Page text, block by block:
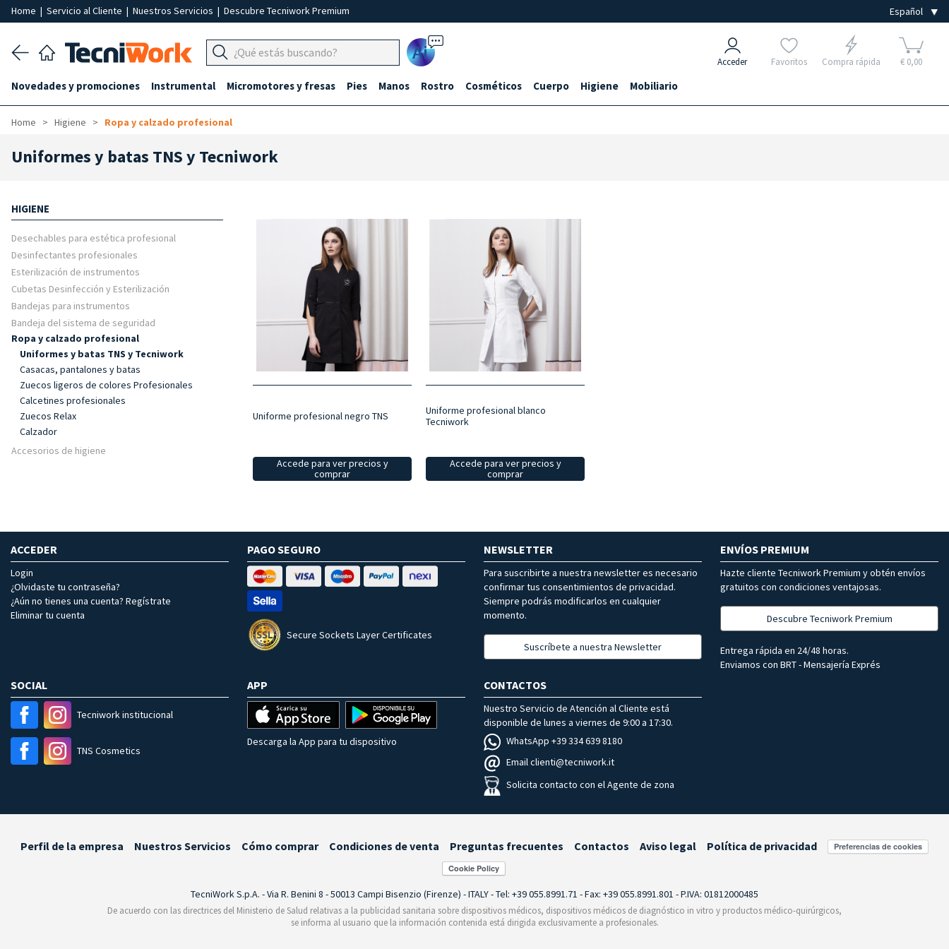
Home | Servicio al Cliente | Nuestros Servicios | Descubre Tecniwork Premium
Ai Acceder Favoritos Compra rápida € 0,00
Novedades y promociones Instrumental Micromotores y fresas Pies Manos Rostro Cosméticos Cuerpo Higiene Mobiliario
Home Higiene Ropa y calzado profesional
Uniformes y batas TNS y Tecniwork
HIGIENE
Desechables para estética profesional
Desinfectantes profesionales
Esterilización de instrumentos
Cubetas Desinfección y Esterilización
Bandejas para instrumentos
Bandeja del sistema de seguridad
Ropa y calzado profesional
Uniformes y batas TNS y Tecniwork
Casacas, pantalones y batas
Zuecos ligeros de colores Profesionales
Calcetines profesionales
Zuecos Relax
Calzador
Accesorios de higiene
Uniforme profesional negro TNS
Accede para ver precios y
comprar
Uniforme profesional blanco
Tecniwork
Accede para ver precios y
comprar
ACCEDER
Login
¿Olvidaste tu contraseña?
¿Aún no tienes una cuenta? Regístrate
Eliminar tu cuenta
PAGO SEGURO
Secure Sockets Layer Certificates
NEWSLETTER
Para suscribirte a nuestra newsletter es necesario
confirmar tus consentimientos de privacidad.
Siempre podrás modificarlos en cualquier
momento.
Suscríbete a nuestra Newsletter
ENVÍOS PREMIUM
Hazte cliente Tecniwork Premium y obtén envíos
gratuitos con condiciones ventajosas.
Descubre Tecniwork Premium
Entrega rápida en 24/48 horas.
Enviamos con BRT - Mensajería Exprés
SOCIAL
Tecniwork institucional
TNS Cosmetics
APP
Descarga la App para tu dispositivo
CONTACTOS
Nuestro Servicio de Atención al Cliente está
disponible de lunes a viernes de 9:00 a 17:30.
WhatsApp +39 334 639 8180
Email clienti@tecniwork.it
Solicita contacto con el Agente de zona
Perfil de la empresa Nuestros Servicios Cómo comprar Condiciones de venta Preguntas frecuentes Contactos Aviso legal Política de privacidad Preferencias de cookies
TecniWork S.p.A. - Via R. Benini 8 - 50013 Campi Bisenzio (Firenze) - ITALY - Tel: +39 055.8991.71 - Fax: +39 055.8991.801 - P.IVA: 01812000485
De acuerdo con las directrices del Ministerio de Salud relativas a la publicidad sanitaria sobre dispositivos médicos, dispositivos médicos de diagnóstico in vitro y productos médico-quirúrgicos,
se informa al usuario que la información contenida está dirigida exclusivamente a profesionales.